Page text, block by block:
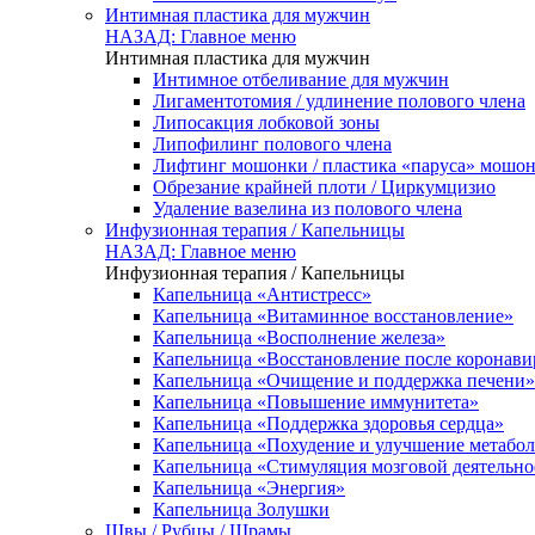
Интимная пластика для мужчин
НАЗАД: Главное меню
Интимная пластика для мужчин
Интимное отбеливание для мужчин
Лигаментотомия / удлинение полового члена
Липосакция лобковой зоны
Липофилинг полового члена
Лифтинг мошонки / пластика «паруса»
Обрезание крайней плоти / Циркумцизио
Удаление вазелина из полового члена
Инфузионная терапия / Капельницы
НАЗАД: Главное меню
Инфузионная терапия / Капельницы
Капельница «Антистресс»
Капельница «Витаминное восстановление»
Капельница «Восполнение железа»
Капельница «Восстановление после
Капельница «Очищение и поддержка печени»
Капельница «Повышение иммунитета»
Капельница «Поддержка здоровья сердца»
Капельница «Похудение и улучшение
Капельница «Стимуляция мозговой
Капельница «Энергия»
Капельница Золушки
Швы / Рубцы / Шрамы